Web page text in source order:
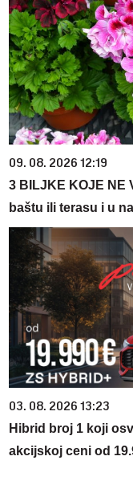
09. 08. 2026 12:19
3 BILJKE KOJE NE
baštu ili terasu i u
03. 08. 2026 13:23
Hibrid broj 1 koji
akcijskoj ceni od